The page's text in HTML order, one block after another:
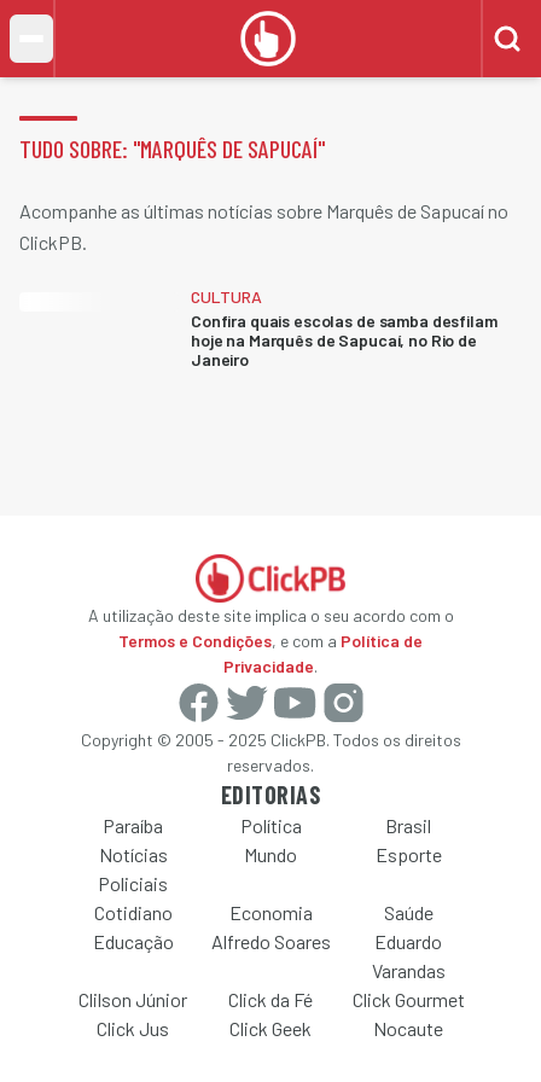
TUDO SOBRE: "MARQUÊS DE SAPUCAÍ"
Acompanhe as últimas notícias sobre Marquês de Sapucaí no
ClickPB.
CULTURA
Confira quais escolas de samba desfilam
hoje na Marquês de Sapucaí, no Rio de
Janeiro
A utilização deste site implica o seu acordo com o
Termos e Condições, e com a Política de
Privacidade.
Copyright © 2005 - 2025 ClickPB. Todos os direitos
reservados.
EDITORIAS
Paraíba Política
Brasil
Notícias
Policiais
Mundo Esporte
Cotidiano Economia
Saúde
Educação
Alfredo Soares
Eduardo
Varandas
Clilson Júnior
Click da Fé
Click Gourmet
Click Jus
Click Geek Nocaute